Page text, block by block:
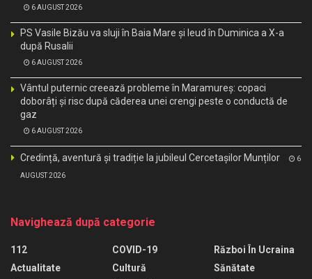
6 AUGUST 2026
PS Vasile Bizău va sluji în Baia Mare și Ieud în Duminica a X-a
după Rusalii
6 AUGUST 2026
Vântul puternic creează probleme în Maramureș: copaci
doborâți și risc după căderea unei crengi peste o conductă de
gaz
6 AUGUST 2026
Credință, aventură și tradiție la jubileul Cercetașilor Munților 6
AUGUST 2026
Navighează după categorie
112
Actualitate
COVID-19
Cultură
Război În Ucraina
Sănătate